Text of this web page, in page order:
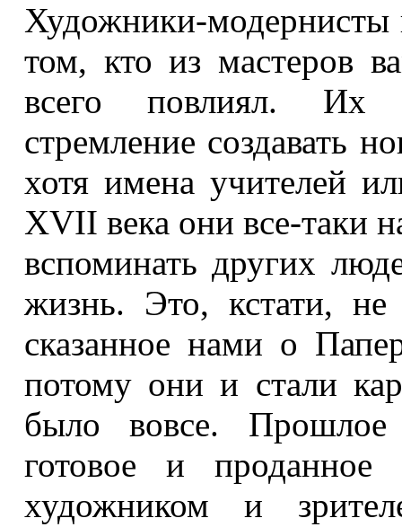
Художники-модернисты
том, кто из мастеров
всего повлиял. Их
стремление создавать
хотя имена учителей
XVII века они все-таки
вспоминать других
жизнь. Это, кстати, не
сказанное нами о
потому они и стали
было вовсе. Прошлое
готовое и проданное
художником и